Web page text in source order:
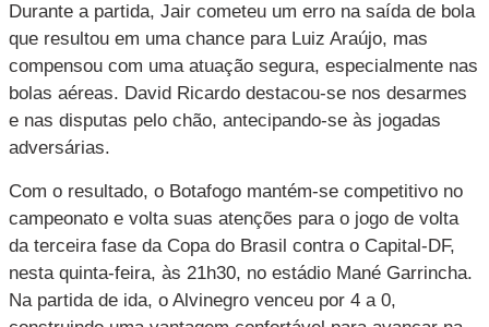
Durante a partida, Jair cometeu um erro na saída de bola
que resultou em uma chance para Luiz Araújo, mas
compensou com uma atuação segura, especialmente nas
bolas aéreas. David Ricardo destacou-se nos desarmes
e nas disputas pelo chão, antecipando-se às jogadas
adversárias.
Com o resultado, o Botafogo mantém-se competitivo no
campeonato e volta suas atenções para o jogo de volta
da terceira fase da Copa do Brasil contra o Capital-DF,
nesta quinta-feira, às 21h30, no estádio Mané Garrincha.
Na partida de ida, o Alvinegro venceu por 4 a 0,